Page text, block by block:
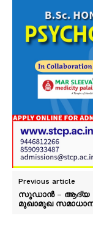
Previous article
സുഡാൻ – ആദ്യ
മുഖാമുഖ സമാധാന